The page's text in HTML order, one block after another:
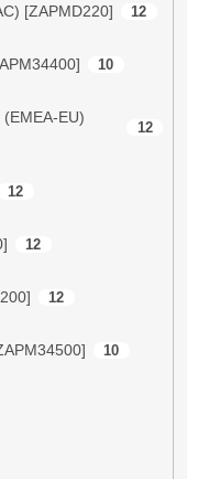
[ZAPMD220] 12
10
EU)
12
12
12
12
10